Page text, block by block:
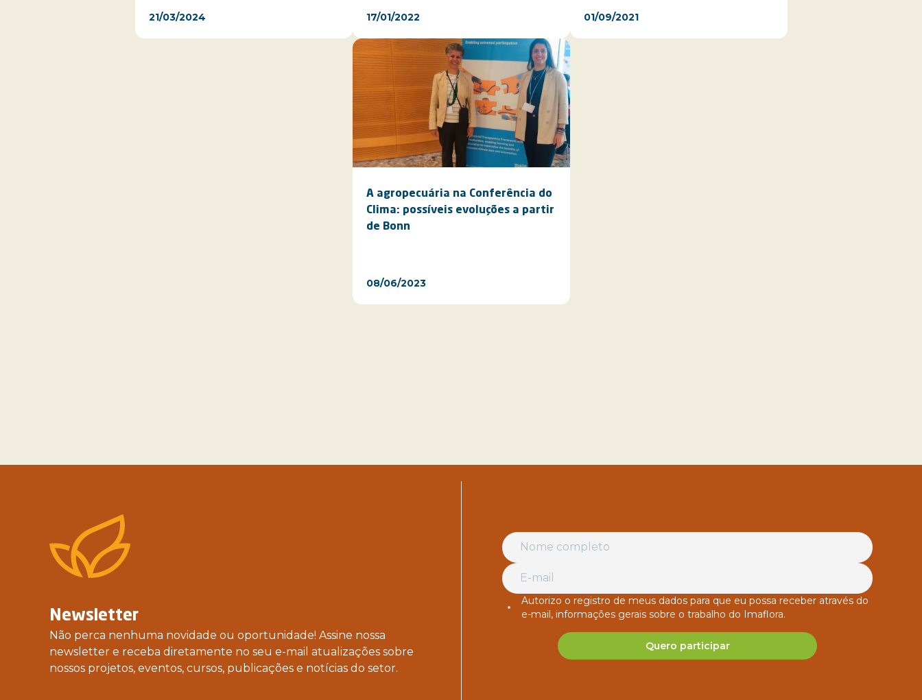
21/03/2024 17/01/2022 01/09/2021
A agropecuária na Conferência do
Clima: possíveis evoluções a partir
de Bonn
08/06/2023
Newsletter
Não perca nenhuma novidade ou oportunidade! Assine nossa
newsletter e receba diretamente no seu e-mail atualizações sobre
nossos projetos, eventos, cursos, publicações e notícias do setor.
Autorizo o registro de meus dados para que eu possa receber através do
e-mail, informações gerais sobre o trabalho do Imaflora.
Quero participar